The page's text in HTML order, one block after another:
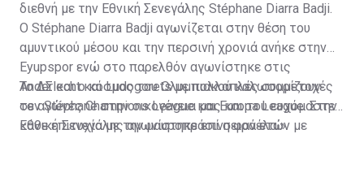
διεθνή με την Εθνική Σενεγάλης Stéphane Diarra Badji.
Ο Stéphane Diarra Badji αγωνίζεται στην θέση του
αμυντικού μέσου και την περσινή χρονιά ανήκε στην
Eyupspor ενώ στο παρελθόν αγωνίστηκε στις
Anderlecht και Ludogorets με πολλαπλές συμμετοχές
σε αγώνες Champions League και Europa League. Στην
Εθνική Σενεγάλης αγωνίστηκε επί σειρά ετών με
Το ΔΣ και ο κόσμος του Ολυμπιακού καλωσορίζουν
τον Stéphane στην οικογένεια μας και του ευχόμαστε
κάθε επιτυχία με την μαυροπράσινη φανέλα.»